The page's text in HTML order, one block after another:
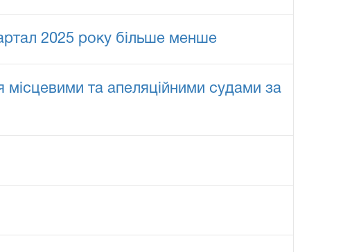
2025 року більше менше
місцевими та апеляційними судами за